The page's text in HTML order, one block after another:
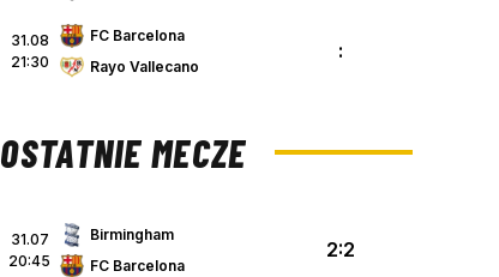
31.08
21:30
FC Barcelona
Rayo Vallecano
:
OSTATNIE MECZE
31.07
20:45
Birmingham
FC Barcelona
2:2